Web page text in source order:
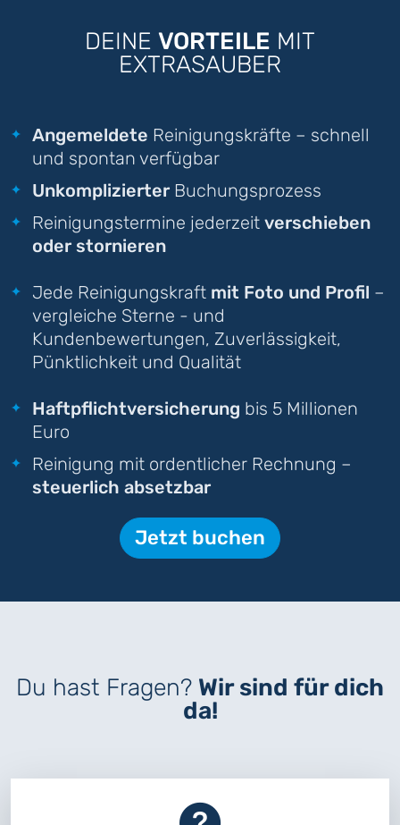
DEINE VORTEILE MIT
EXTRASAUBER
Angemeldete Reinigungskräfte – schnell
und spontan verfügbar
Unkomplizierter Buchungsprozess
Reinigungstermine jederzeit verschieben
oder stornieren
Jede Reinigungskraft mit Foto und Profil –
vergleiche Sterne - und
Kundenbewertungen, Zuverlässigkeit,
Pünktlichkeit und Qualität
Haftpflichtversicherung bis 5 Millionen
Euro
Reinigung mit ordentlicher Rechnung –
steuerlich absetzbar
Jetzt buchen
Du hast Fragen? Wir sind für dich
da!